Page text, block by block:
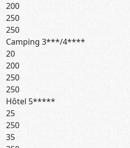
200
250
250
Camping 3***/4****
20
200
250
250
Hôtel 5*****
25
250
35